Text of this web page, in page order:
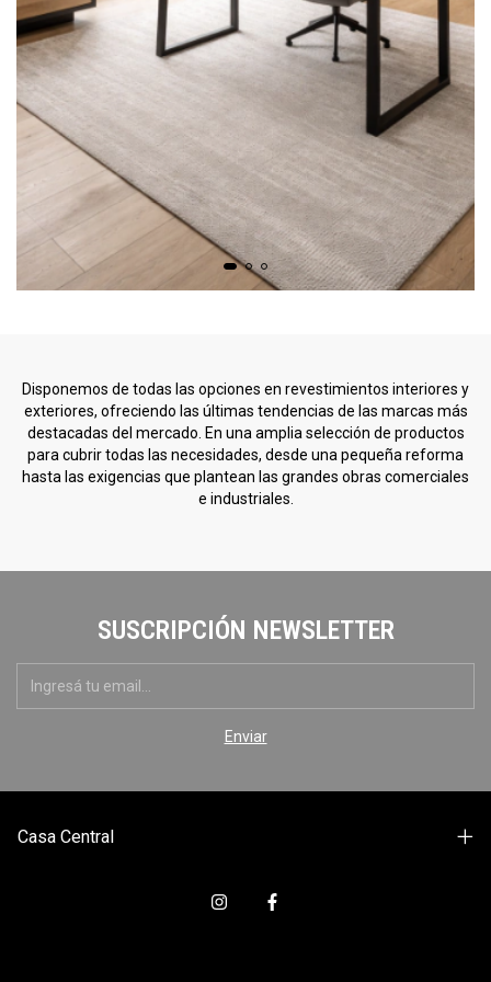
Disponemos de todas las opciones en revestimientos interiores y
exteriores, ofreciendo las últimas tendencias de las marcas más
destacadas del mercado. En una amplia selección de productos
para cubrir todas las necesidades, desde una pequeña reforma
hasta las exigencias que plantean las grandes obras comerciales
e industriales.
SUSCRIPCIÓN NEWSLETTER
Casa Central